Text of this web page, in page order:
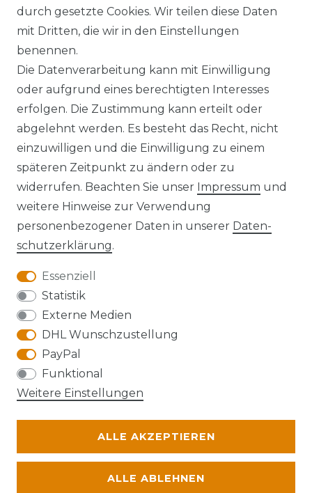
durch gesetzte Cookies. Wir teilen diese Daten
mit Dritten, die wir in den Einstellungen
benennen.
Die Datenverarbeitung kann mit Einwilligung
oder aufgrund eines berechtigten Interesses
erfolgen. Die Zustimmung kann erteilt oder
abgelehnt werden. Es besteht das Recht, nicht
einzuwilligen und die Einwilligung zu einem
späteren Zeitpunkt zu ändern oder zu
widerrufen. Beachten Sie unser Impressum und
weitere Hinweise zur Verwendung
personenbezogener Daten in unserer Daten­
schutz­erklärung.
Essenziell
Statistik
Externe Medien
DHL Wunschzustellung
PayPal
Funktional
Weitere Einstellungen
ALLE AKZEPTIEREN
ALLE ABLEHNEN
AGB Barrierefreiheitserklärung
Widerrufs­recht
VERTRAG WIDERRUFEN Kontakt
Die Karte kann aufgrund ihrer
Datenschutzeinstellungen nicht angezeigt
werden. Bitte akzeptieren Sie die Verwendung
von Google Maps, um die Karte zu verwenden.
© Abraxas 2026 | Alle Rechte vorbehalten.